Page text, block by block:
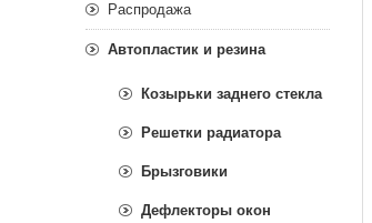
Распродажа
Автопластик и резина
Козырьки заднего стекла
Решетки радиатора
Брызговики
Дефлекторы окон